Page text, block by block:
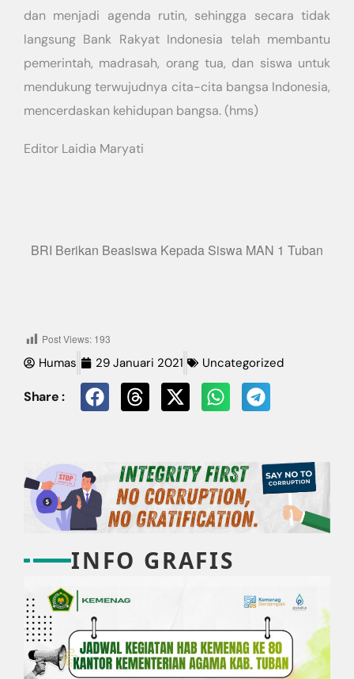
dan menjadi agenda rutin, sehingga secara tidak
langsung Bank Rakyat Indonesia telah membantu
pemerintah, madrasah, orang tua, dan siswa untuk
mendukung terwujudnya cita-cita bangsa Indonesia,
mencerdaskan kehidupan bangsa. (hms)
Editor Laidia Maryati
BRI Berikan Beasiswa Kepada Siswa MAN 1 Tuban
Post Views: 193
Humas 29 Januari 2021 Uncategorized
Share :
INFO GRAFIS